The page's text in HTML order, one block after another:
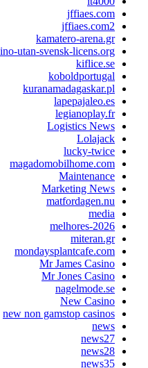
jffiaes.com
jffiaes.com2
kamatero-arena.gr
utan-svensk-licens.org
kiflice.se
koboldportugal
kuranamadagaskar.pl
lapepajaleo.es
legianoplay.fr
Logistics News
Lolajack
lucky-twice
magadomobilhome.com
Maintenance
Marketing News
matfordagen.nu
media
melhores-2026
miteran.gr
mondaysplantcafe.com
Mr James Casino
Mr Jones Casino
nagelmode.se
New Casino
new non gamstop casinos
news
news27
news28
news35